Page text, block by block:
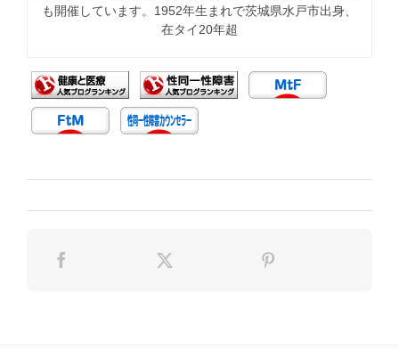
も開催しています。1952年生まれで茨城県水戸市出身、
在タイ20年超